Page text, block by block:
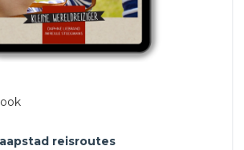
reisroutes